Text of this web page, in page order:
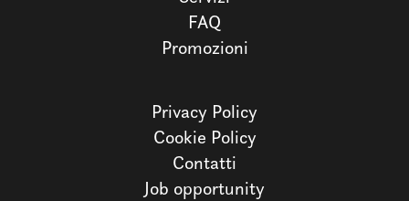
FAQ
Promozioni
Privacy Policy
Cookie Policy
Contatti
Job opportunity